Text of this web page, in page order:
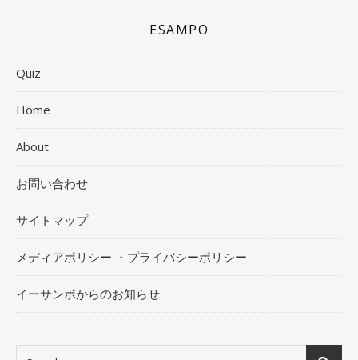
ESAMPO
Quiz
Home
About
お問い合わせ
サイトマップ
メディアポリシー ・プライバシーポリシー
イーサンポからのお知らせ